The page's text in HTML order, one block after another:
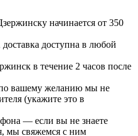
начинается от 350
доступна в любой
в течение 2 часов после
вашему желанию мы не
(укажите это в
— если вы не знаете
мы свяжемся с ним